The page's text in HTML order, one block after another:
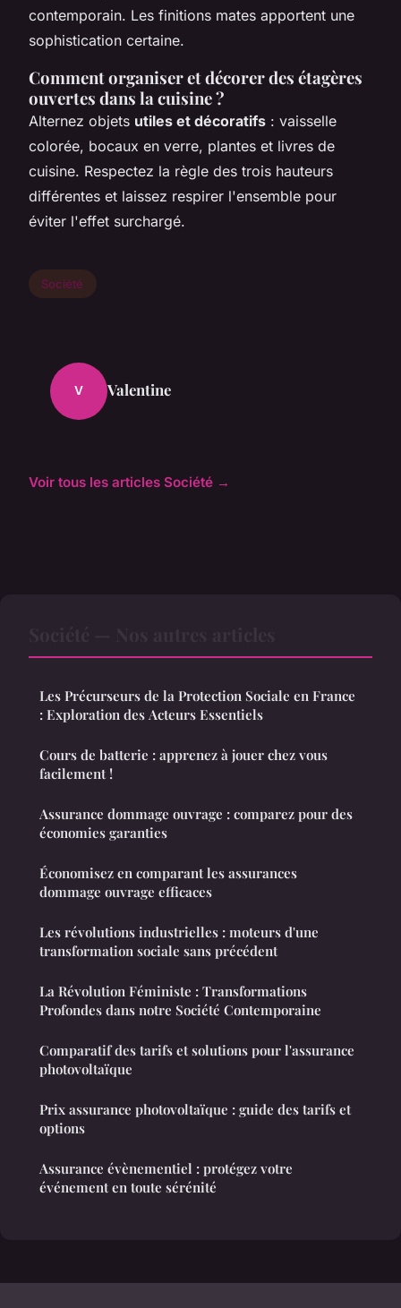
contemporain. Les finitions mates apportent une
sophistication certaine.
Comment organiser et décorer des étagères
ouvertes dans la cuisine ?
Alternez objets utiles et décoratifs : vaisselle
colorée, bocaux en verre, plantes et livres de
cuisine. Respectez la règle des trois hauteurs
différentes et laissez respirer l'ensemble pour
éviter l'effet surchargé.
Société
V Valentine
Voir tous les articles Société →
Les Précurseurs de la Protection Sociale en France
: Exploration des Acteurs Essentiels
Cours de batterie : apprenez à jouer chez vous
facilement !
Assurance dommage ouvrage : comparez pour des
économies garanties
Économisez en comparant les assurances
dommage ouvrage efficaces
Les révolutions industrielles : moteurs d'une
transformation sociale sans précédent
La Révolution Féministe : Transformations
Profondes dans notre Société Contemporaine
Comparatif des tarifs et solutions pour l'assurance
photovoltaïque
Prix assurance photovoltaïque : guide des tarifs et
options
Assurance évènementiel : protégez votre
événement en toute sérénité